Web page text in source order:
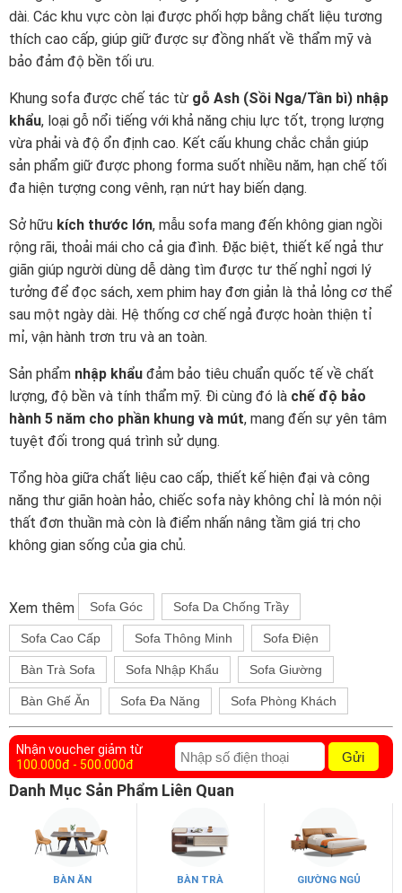
dài. Các khu vực còn lại được phối hợp bằng chất liệu tương
thích cao cấp, giúp giữ được sự đồng nhất về thẩm mỹ và
bảo đảm độ bền tối ưu.
Khung sofa được chế tác từ gỗ Ash (Sồi Nga/Tần bì) nhập
khẩu, loại gỗ nổi tiếng với khả năng chịu lực tốt, trọng lượng
vừa phải và độ ổn định cao. Kết cấu khung chắc chắn giúp
sản phẩm giữ được phong forma suốt nhiều năm, hạn chế tối
đa hiện tượng cong vênh, rạn nứt hay biến dạng.
Sở hữu kích thước lớn, mẫu sofa mang đến không gian ngồi
rộng rãi, thoải mái cho cả gia đình. Đặc biệt, thiết kế ngả thư
giãn giúp người dùng dễ dàng tìm được tư thế nghỉ ngơi lý
tưởng để đọc sách, xem phim hay đơn giản là thả lỏng cơ thể
sau một ngày dài. Hệ thống cơ chế ngả được hoàn thiện tỉ
mỉ, vận hành trơn tru và an toàn.
Sản phẩm nhập khẩu đảm bảo tiêu chuẩn quốc tế về chất
lượng, độ bền và tính thẩm mỹ. Đi cùng đó là chế độ bảo
hành 5 năm cho phần khung và mút, mang đến sự yên tâm
tuyệt đối trong quá trình sử dụng.
Tổng hòa giữa chất liệu cao cấp, thiết kế hiện đại và công
năng thư giãn hoàn hảo, chiếc sofa này không chỉ là món nội
thất đơn thuần mà còn là điểm nhấn nâng tầm giá trị cho
không gian sống của gia chủ.
Xem thêm Sofa Góc Sofa Da Chống Trầy
Sofa Cao Cấp Sofa Thông Minh Sofa Điện
Bàn Trà Sofa Sofa Nhập Khẩu Sofa Giường
Bàn Ghế Ăn Sofa Đa Năng Sofa Phòng Khách
Nhận voucher giảm từ
100.000đ - 500.000đ
Gửi
Danh Mục Sản Phẩm Liên Quan
BÀN ĂN BÀN TRÀ GIƯỜNG NGỦ